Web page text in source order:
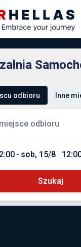
odbioru Inne
- sob, 15/8
Szukaj